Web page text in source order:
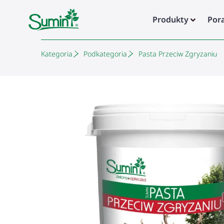
Produkty
Kategoria Podkategoria Pasta Przeciw Zgryzaniu